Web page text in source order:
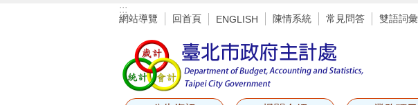
:::
網站導覽 回首頁 ENGLISH 陳情系統 常見問答 雙語詞